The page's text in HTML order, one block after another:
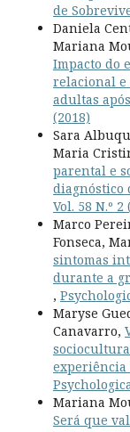
de
Daniela
Mariana
Impacto do
relacional e
adultas
(2018)
Sara
Maria
parental e
diagnóstico
Vol. 58 N.º 2
Marco
Fonseca,
sintomas
durante a
,
Maryse
Canavarro,
Mariana
Será que